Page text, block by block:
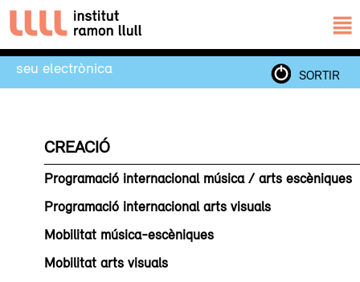
seu electrònica SORTIR
CREACIÓ
Programació internacional música / arts escèniques
Programació internacional arts visuals
Mobilitat música-escèniques
Mobilitat arts visuals